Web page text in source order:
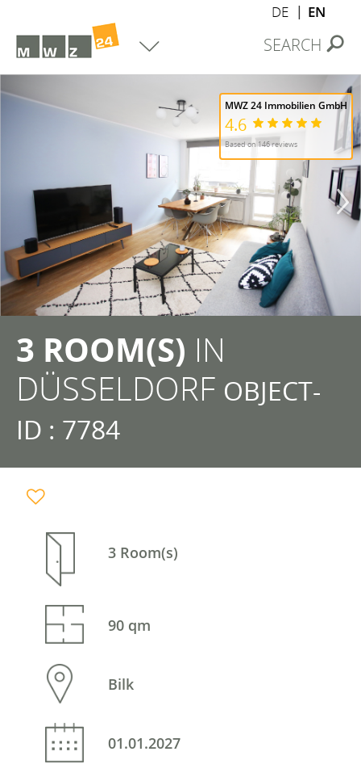
SEARCH
DE EN
MWZ 24 Immobilien GmbH
4.6
Based on 146 reviews
3 ROOM(S) IN
DÜSSELDORF OBJECT-
ID : 7784
3 Room(s)
90 qm
Bilk
01.01.2027